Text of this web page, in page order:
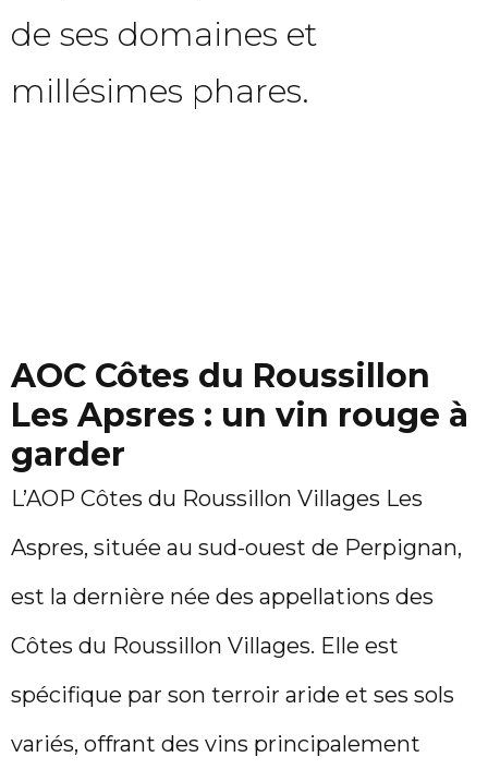
de ses domaines et
millésimes phares.
AOC Côtes du Roussillon
Les Apsres : un vin rouge à
garder
L’AOP Côtes du Roussillon Villages Les
Aspres, située au sud-ouest de Perpignan,
est la dernière née des appellations des
Côtes du Roussillon Villages. Elle est
spécifique par son terroir aride et ses sols
variés, offrant des vins principalement